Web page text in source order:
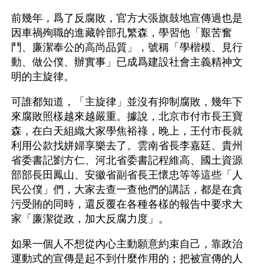
前幾年，爲了反腐敗，官方大張旗鼓地宣傳過也是
因車禍殉職的進藏幹部孔繁森，學習他「艱苦奮
鬥、廉潔奉公的高尚品質」，號稱「學楷模、見行
動、做公僕、辦實事」已成爲建設社會主義精神文
明的主旋律。
可誰都知道，「主旋律」並沒有抑制腐敗，幾年下
來腐敗照樣越來越嚴重。據說，北京市付市長王寶
森，在白天組織大家學焦裕祿，晚上，王付市長就
利用公款找姘婦享樂去了。雲南省長李嘉廷、貴州
省委書記劉方仁、河北省委書記程維高、國土資源
部部長田鳳山、安徽省副省長王懷忠等等這些「人
民公僕」們，大家去查一查他們的講話，都是在貪
污受賄的同時，還反覆在各種各樣的報告中要求大
家「廉潔從政，加大反腐力度」。
如果一個人不想從內心主動願意約束自己，靠政治
運動式的宣傳是起不到什麼作用的；把被宣傳的人